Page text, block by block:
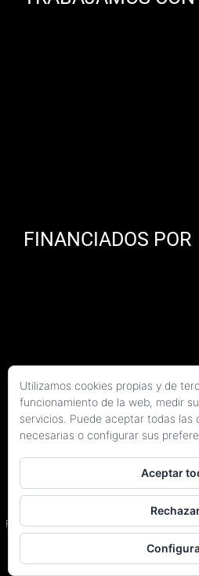
FINANCIADOS POR
Copyright 2026 Kaitek Servicios Tecnicos
derechos
Programa Kit Digital cofinanciado por los
Recuperación,
Política de
Utilizamos cookies propias y de
funcionamiento de la web, medir
servicios. Puede aceptar todas las
necesarias o configurar sus
Aceptar